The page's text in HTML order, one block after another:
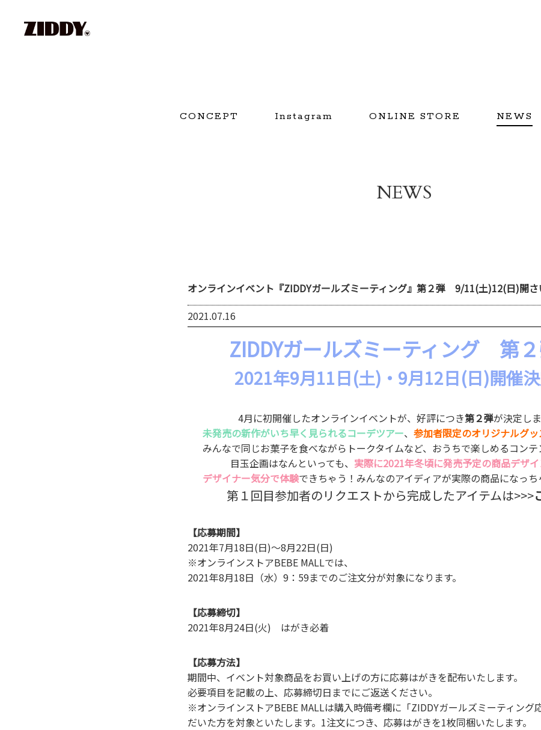
CONCEPT Instagram ONLINE STORE NEWS
NEWS
オンラインイベント『ZIDDYガールズミーティング』第２弾 9/11(土)12(日)開
2021.07.16
ZIDDYガールズミーティング 第
2021年9月11日(土)・9月12日(日)開催決
4月に初開催したオンラインイベントが、好評につき第２弾が決定し
未発売の新作がいち早く見られるコーデツアー、 参加者限定のオリジナルグ
みんなで同じお菓子を食べながらトークタイムなど、おうちで楽しめるコン
目玉企画はなんといっても、 実際に2021年冬頃に発売予定の商品デザ
デザイナー気分で体験できちゃう！みんなのアイディアが実際の商品になっ
第１回目参加者のリクエストから完成したアイテムは>>>
【応募期間】
2021年7⽉18⽇(日)〜8⽉22⽇(⽇)
※オンラインストアBEBE MALLでは、
2021年8月18日（水）9：59までのご注⽂分が対象になります。
【応募締切】
2021年8月24日(火) はがき必着
【応募⽅法】
期間中、イベント対象商品をお買い上げの⽅に応募はがきを配布いたします。
必要項⽬を記載の上、応募締切⽇までにご返送ください。
※オンラインストアBEBE MALLは購⼊時備考欄に「ZIDDYガールズミーティング
だいた⽅を対象といたします。1注⽂につき、応募はがきを1枚同梱いたします。